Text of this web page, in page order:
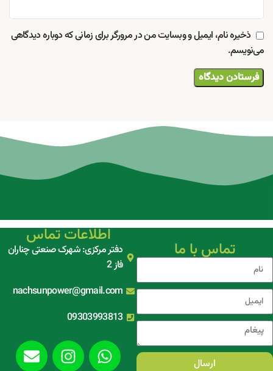
ذخیره نام، ایمیل و وبسایت من در مرورگر برای زمانی که دوباره دیدگاهی
می‌نویسم.
تماس با ما
ارسال
اطلاعات تماس
دفتر مرکزی: شهرک صنعتی چناران
فاز 2
nachsunpower@gmail.com
09303993813